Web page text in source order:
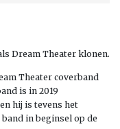
Dream Theater klonen.
Theater coverband
is in 2019
hij is tevens het
in beginsel op de